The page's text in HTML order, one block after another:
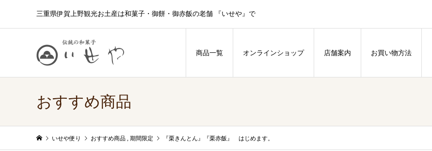
三重県伊賀上野観光お土産は和菓子・御餅・御赤飯の老舗 『いせや』で
商品一覧 オンラインショップ 店舗案内 お買い物方法
おすすめ商品
いせや便り おすすめ商品 期間限定 『栗きんとん』『栗赤飯』 はじめます。